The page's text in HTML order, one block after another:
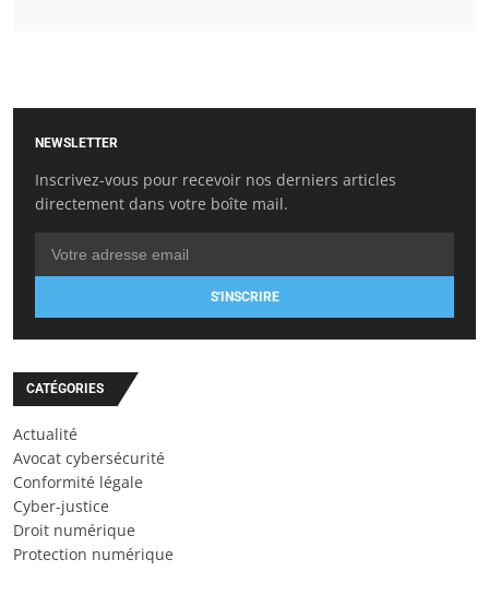
NEWSLETTER
Inscrivez-vous pour recevoir nos derniers articles
directement dans votre boîte mail.
S'INSCRIRE
CATÉGORIES
Actualité
Avocat cybersécurité
Conformité légale
Cyber-justice
Droit numérique
Protection numérique